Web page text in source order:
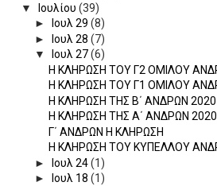
▼
Ιουλίου (39)
►
Ιουλ 29 (8)
►
Ιουλ 28 (7)
▼
Ιουλ 27(6)
Η ΚΛΗΡΩΣΗ ΤΟΥ Γ2 ΟΜΙΛΟΥ
Η ΚΛΗΡΩΣΗ ΤΟΥ Γ1 ΟΜΙΛΟΥ
Η ΚΛΗΡΩΣΗ ΤΗΣ Β΄ ΑΝΔΡΩΝ
H ΚΛΗΡΩΣΗ ΤΗΣ Α΄ ΑΝΔΡΩΝ
Γ΄ ΑΝΔΡΩΝ Η ΚΛΗΡΩΣΗ
Η ΚΛΗΡΩΣΗ ΤΟΥ ΚΥΠΕΛΛΟΥ
►
Ιουλ 24(1)
►
Ιουλ 18 (1)